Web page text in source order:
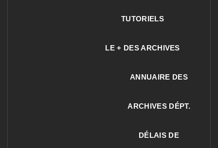
TUTORIELS
LE + DES ARCHIVES
ANNUAIRE DES
ARCHIVES DÉPT.
DÉLAIS DE